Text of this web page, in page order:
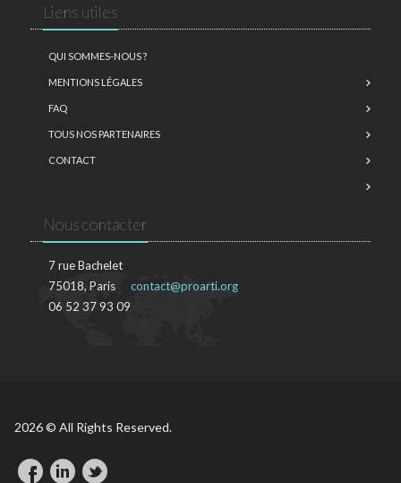
Liens utiles
QUI SOMMES-NOUS ?
MENTIONS LÉGALES
FAQ
TOUS NOS PARTENAIRES
CONTACT
Nous contacter
7 rue Bachelet
75018, Paris
06 52 37 93 09
contact@proarti.org
2026 © All Rights Reserved.